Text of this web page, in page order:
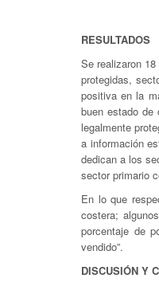
RESULTADOS
Se realizaron
protegidas,
positiva en la
buen estado
legalmente
a información
dedican a los
sector primario
En lo que
costera;
porcentaje de
vendido”.
DISCUSIÓN Y